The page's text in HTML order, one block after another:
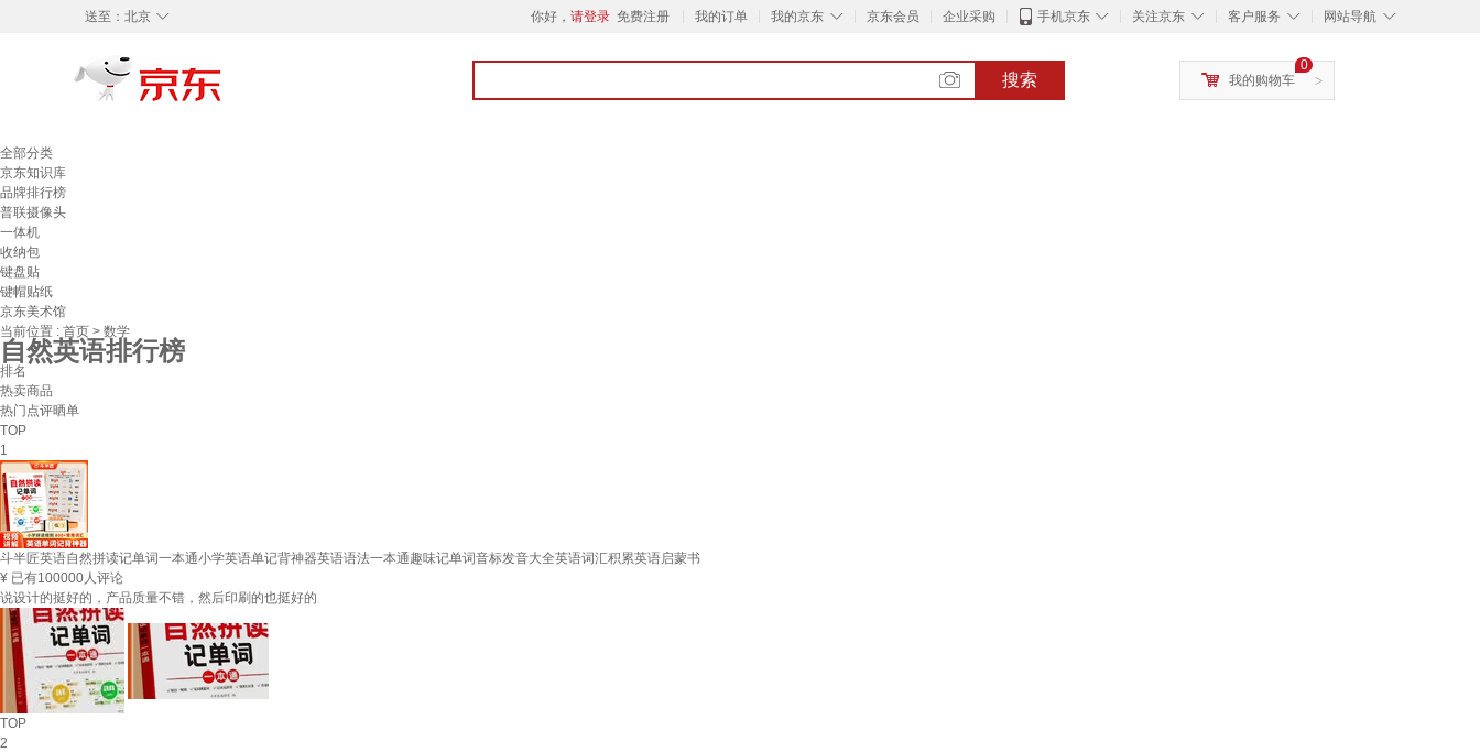
◇
送至： 北京 你好， 请登录 免费注册 我的订单 ◇
我的京东 京东会员 企业采购 ◇
手机京东 ◇
关注京东 ◇
客户服务 ◇
网站导航
搜索 >
0
我的购物车
全部分类
京东知识库
品牌排行榜
普联摄像头
一体机
收纳包
键盘贴
键帽贴纸
京东美术馆
当前位置 : 首页 > 数学
自然英语排行榜
排名
热卖商品
热门点评晒单
TOP
1
斗半匠英语自然拼读记单词一本通小学英语单记背神器英语语法一本通趣味记单词音标发音大全英语词汇积累英语启蒙书
¥ 已有100000人评论
说设计的挺好的，产品质量不错，然后印刷的也挺好的
TOP
2